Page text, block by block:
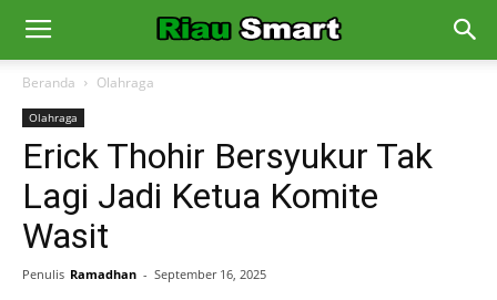
Beranda Olahraga
Olahraga
Erick Thohir Bersyukur Tak
Lagi Jadi Ketua Komite
Wasit
Penulis Ramadhan - September 16, 2025